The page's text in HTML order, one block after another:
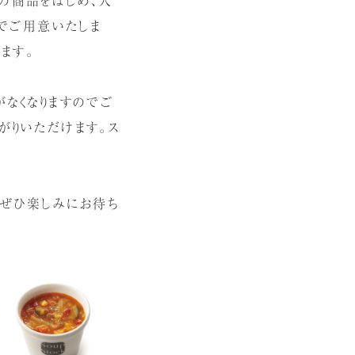
ご用意いたしま
す。
くなりますのでご
りいただけます。ス
ひ楽しみにお待ち